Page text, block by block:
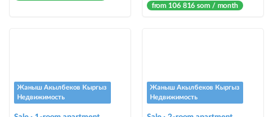
from 106 816 som / month
Жаныш Акылбеков Кыргыз
Недвижимость
Жаныш Акылбеков Кыргыз
Недвижимость